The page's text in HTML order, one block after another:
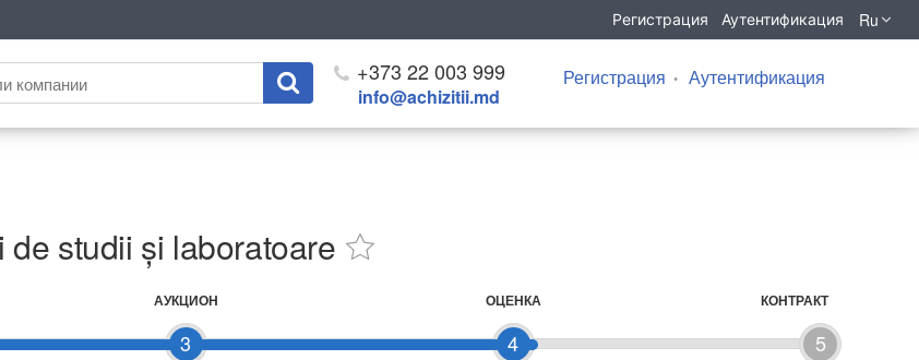
Регистрация Аутентификация Ru
+373 22 003 999
info@achizitii.md
Регистрация Аутентификация
studii și laboratoare
3
АУКЦИОН
4
ОЦЕНКА
5
КОНТРАКТ